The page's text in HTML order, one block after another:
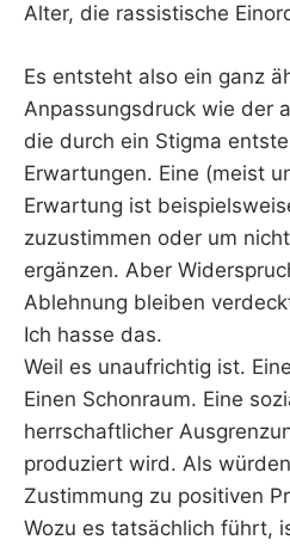
Alter, die rassistische
Es entsteht also ein ganz
Anpassungsdruck wie der
die durch ein Stigma
Erwartungen. Eine (meist
Erwartung ist
zuzustimmen oder um
ergänzen. Aber
Ablehnung bleiben
Ich hasse das.
Weil es unaufrichtig ist.
Einen Schonraum. Eine
herrschaftlicher
produziert wird. Als
Zustimmung zu positiven
Wozu es tatsächlich führt,